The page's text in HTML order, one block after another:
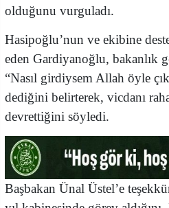
olduğunu vurguladı.
Hasipoğlu’nun ve ekibine
eden Gardiyanoğlu, bakanlık
“Nasıl girdiysem Allah öyle
dediğini belirterek, vicdanı
devrettiğini söyledi.
Başbakan Ünal Üstel’e